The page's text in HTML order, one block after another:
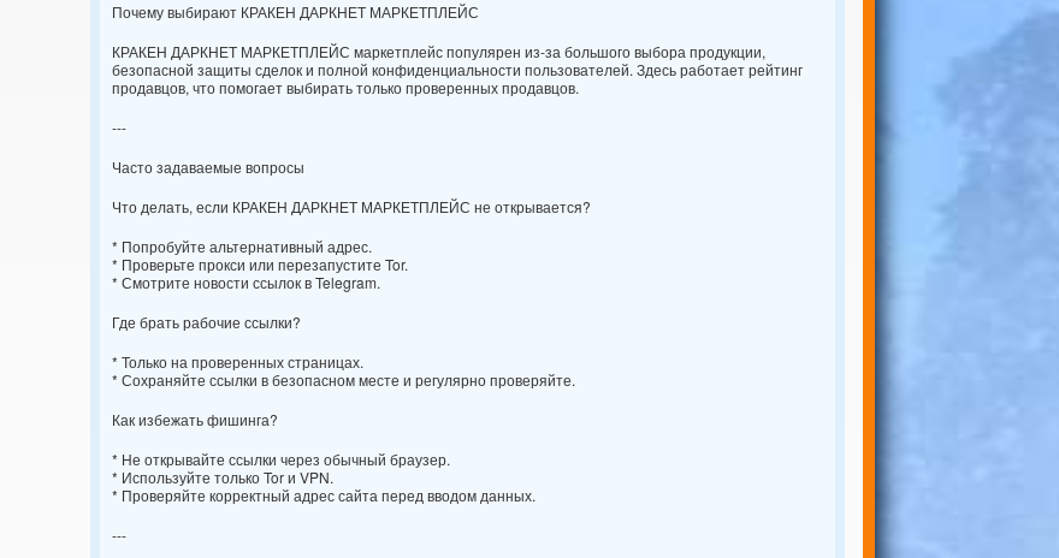
Почему выбирают КРАКЕН ДАРКНЕТ МАРКЕТПЛЕЙС
КРАКЕН ДАРКНЕТ МАРКЕТПЛЕЙС маркетплейс популярен из-за большого выбора продукции,
безопасной защиты сделок и полной конфиденциальности пользователей. Здесь работает рейтинг
продавцов, что помогает выбирать только проверенных продавцов.
---
Часто задаваемые вопросы
Что делать, если КРАКЕН ДАРКНЕТ МАРКЕТПЛЕЙС не открывается?
* Попробуйте альтернативный адрес.
* Проверьте прокси или перезапустите Tor.
* Смотрите новости ссылок в Telegram.
Где брать рабочие ссылки?
* Только на проверенных страницах.
* Сохраняйте ссылки в безопасном месте и регулярно проверяйте.
Как избежать фишинга?
* Не открывайте ссылки через обычный браузер.
* Используйте только Tor и VPN.
* Проверяйте корректный адрес сайта перед вводом данных.
---